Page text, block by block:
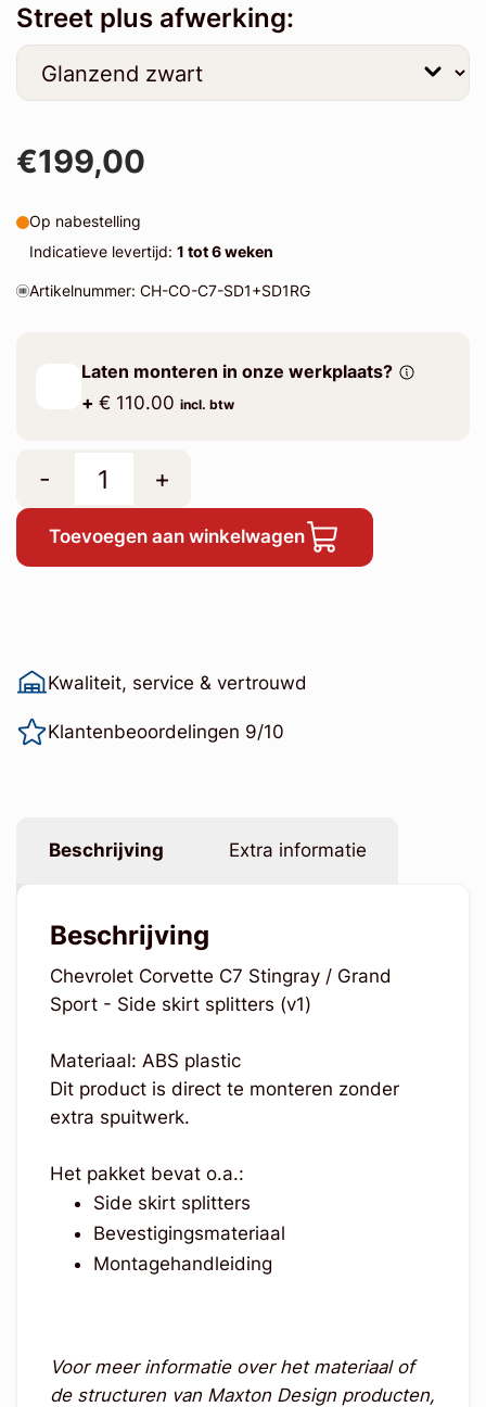
Street plus afwerking:
€199,00
Op nabestelling
Indicatieve levertijd: 1 tot 6 weken
Artikelnummer: CH-CO-C7-SD1+SD1RG
Laten monteren in onze werkplaats?
+ € 110.00 incl. btw
- +
Toevoegen aan winkelwagen
Kwaliteit, service & vertrouwd
Klantenbeoordelingen 9/10
Beschrijving Extra informatie
Beschrijving
Chevrolet Corvette C7 Stingray / Grand
Sport - Side skirt splitters (v1)
Materiaal: ABS plastic
Dit product is direct te monteren zonder
extra spuitwerk.
Het pakket bevat o.a.:
Side skirt splitters
Bevestigingsmateriaal
Montagehandleiding
Voor meer informatie over het materiaal of
de structuren van Maxton Design producten,